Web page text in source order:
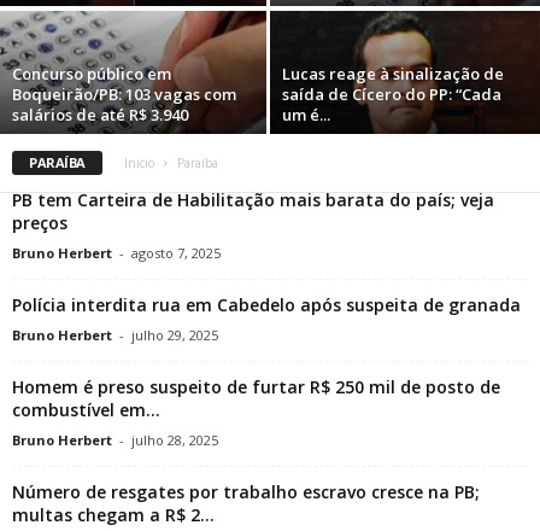
Concurso público em
Boqueirão/PB: 103 vagas com
salários de até R$ 3.940
Lucas reage à sinalização de
saída de Cícero do PP: “Cada
um é...
PARAÍBA Inicio Paraíba
PB tem Carteira de Habilitação mais barata do país; veja
preços
Bruno Herbert - agosto 7, 2025
Polícia interdita rua em Cabedelo após suspeita de granada
Bruno Herbert - julho 29, 2025
Homem é preso suspeito de furtar R$ 250 mil de posto de
combustível em...
Bruno Herbert - julho 28, 2025
Número de resgates por trabalho escravo cresce na PB;
multas chegam a R$ 2...